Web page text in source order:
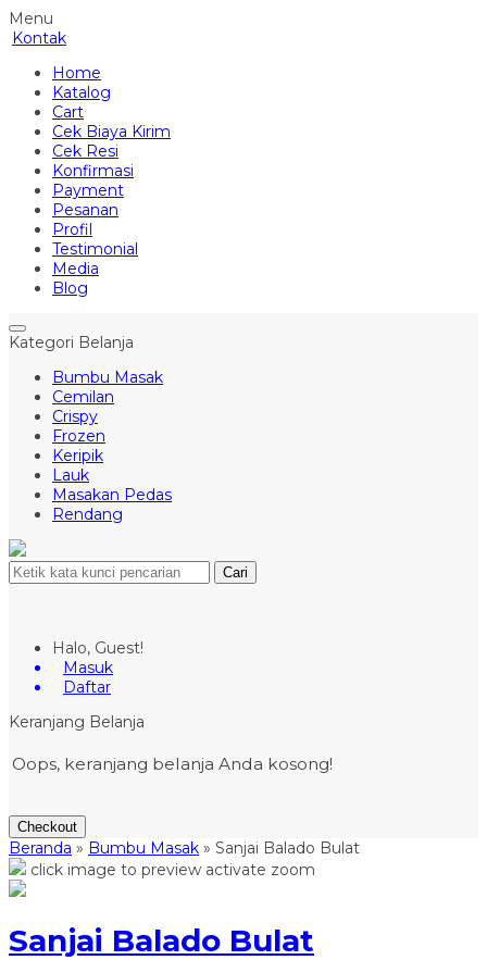
Menu
Kontak
Home
Katalog
Cart
Cek Biaya Kirim
Cek Resi
Konfirmasi
Payment
Pesanan
Profil
Testimonial
Media
Blog
Kategori Belanja
Bumbu Masak
Cemilan
Crispy
Frozen
Keripik
Lauk
Masakan Pedas
Rendang
Cari
Halo, Guest!
Masuk
Daftar
Keranjang Belanja
Oops, keranjang belanja Anda kosong!
Checkout
Beranda » Bumbu Masak » Sanjai Balado Bulat
click image to preview activate zoom
Sanjai Balado Bulat